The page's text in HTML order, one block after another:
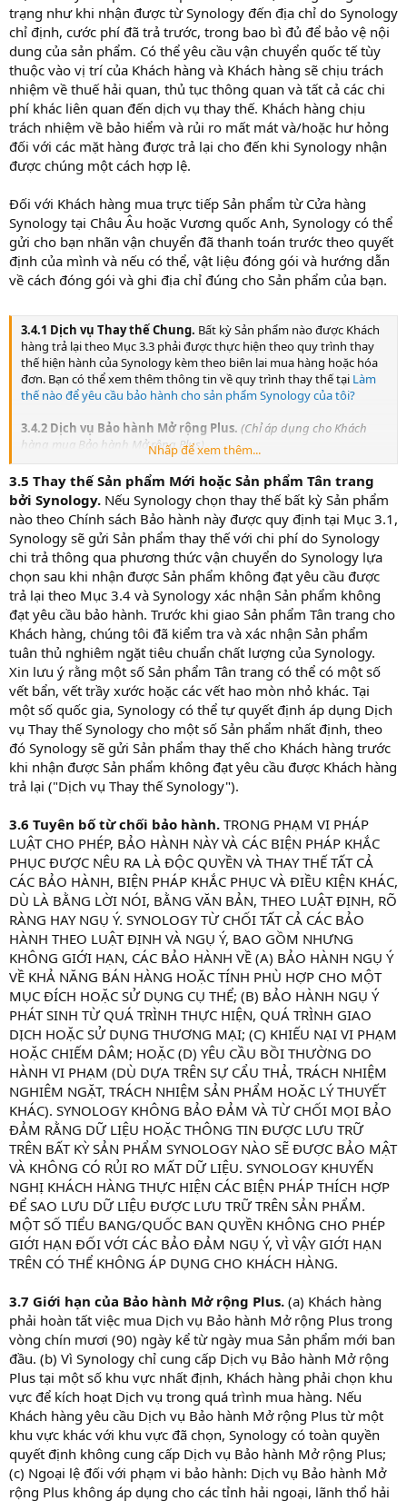
trạng như khi nhận được từ Synology đến địa chỉ do Synology
chỉ định, cước phí đã trả trước, trong bao bì đủ để bảo vệ nội
dung của sản phẩm. Có thể yêu cầu vận chuyển quốc tế tùy
thuộc vào vị trí của Khách hàng và Khách hàng sẽ chịu trách
nhiệm về thuế hải quan, thủ tục thông quan và tất cả các chi
phí khác liên quan đến dịch vụ thay thế. Khách hàng chịu
trách nhiệm về bảo hiểm và rủi ro mất mát và/hoặc hư hỏng
đối với các mặt hàng được trả lại cho đến khi Synology nhận
được chúng một cách hợp lệ.
Đối với Khách hàng mua trực tiếp Sản phẩm từ Cửa hàng
Synology tại Châu Âu hoặc Vương quốc Anh, Synology có thể
gửi cho bạn nhãn vận chuyển đã thanh toán trước theo quyết
định của mình và nếu có thể, vật liệu đóng gói và hướng dẫn
về cách đóng gói và ghi địa chỉ đúng cho Sản phẩm của bạn.
3.4.1 Dịch vụ Thay thế Chung. Bất kỳ Sản phẩm nào được Khách
hàng trả lại theo Mục 3.3 phải được thực hiện theo quy trình thay
thế hiện hành của Synology kèm theo biên lai mua hàng hoặc hóa
đơn. Bạn có thể xem thêm thông tin về quy trình thay thế tại Làm
thế nào để yêu cầu bảo hành cho sản phẩm Synology của tôi?
3.4.2 Dịch vụ Bảo hành Mở rộng Plus. (Chỉ áp dụng cho Khách
hàng mua Bảo hành Mở rộng Plus)
(a) Dịch vụThay thế Trực tiếp Tiêu chuẩn: Đối với dịch vụ Thay
thế Trực tiếp Tiêu chuẩn, Khách hàng phải trả lại Sản phẩm không
phù hợp được Synology công nhận đến trung tâm dịch vụ trả hàng
được chỉ định theo chi phí của Khách hàng trước. Sản phẩm thay
thế sẽ không được vận chuyển cho đến khi Sản phẩm không phù
hợp được nhận tại trung tâm dịch vụ trả hàng được chỉ định của
Synology. (b) Dịch vụThay thế Trực tiếp Nâng cao: Đối với dịch
vụ Thay thế Trực tiếp Nâng cao, Synology sẽ gửi Sản phẩm thay thế
đến địa chỉ do Khách hàng chỉ định trước khi Khách hàng trả lại Sản
phẩm không phù hợp. Khách hàng phải trả lại Sản phẩm không
phù hợp được Synology công nhận đến trung tâm dịch vụ trả hàng
tương ứng theo chi phí của Khách hàng trong vòng hai mươi tám
(28) ngày dương lịch kể từ ngày đơn đăng ký thành công và phải
cung cấp ủy quyền thẻ tín dụng để làm bảo đảm. Ủy quyền thẻ tín
dụng sẽ bị hủy sau khi Synology nhận được Sản phẩm không phù
hợp do Khách hàng trả lại. Nếu Khách hàng không trả lại Sản phẩm
không phù hợp trong vòng hai mươi tám (28) ngày dương lịch,
Synology có quyền thu toàn bộ tiền bảo đảm từ thẻ tín dụng của
Khách hàng và vô hiệu hóa tất cả các dịch vụ liên quan đến số sê-ri
của Sản phẩm không phù hợp và việc thay thế. Ngoài ra, Synology
có quyền từ chối cung cấp bất kỳ hỗ trợ kỹ thuật liên quan nào
các quyền hợp pháp của Synology phát sinh từ đó.
Nhấp để xem thêm...
3.5 Thay thế Sản phẩm Mới hoặc Sản phẩm Tân trang
bởi Synology. Nếu Synology chọn thay thế bất kỳ Sản phẩm
nào theo Chính sách Bảo hành này được quy định tại Mục 3.1,
Synology sẽ gửi Sản phẩm thay thế với chi phí do Synology
chi trả thông qua phương thức vận chuyển do Synology lựa
chọn sau khi nhận được Sản phẩm không đạt yêu cầu được
trả lại theo Mục 3.4 và Synology xác nhận Sản phẩm không
đạt yêu cầu bảo hành. Trước khi giao Sản phẩm Tân trang cho
Khách hàng, chúng tôi đã kiểm tra và xác nhận Sản phẩm
tuân thủ nghiêm ngặt tiêu chuẩn chất lượng của Synology.
Xin lưu ý rằng một số Sản phẩm Tân trang có thể có một số
vết bẩn, vết trầy xước hoặc các vết hao mòn nhỏ khác. Tại
một số quốc gia, Synology có thể tự quyết định áp dụng Dịch
vụ Thay thế Synology cho một số Sản phẩm nhất định, theo
đó Synology sẽ gửi Sản phẩm thay thế cho Khách hàng trước
khi nhận được Sản phẩm không đạt yêu cầu được Khách hàng
trả lại ("Dịch vụ Thay thế Synology").
3.6 Tuyên bố từ chối bảo hành. TRONG PHẠM VI PHÁP
LUẬT CHO PHÉP, BẢO HÀNH NÀY VÀ CÁC BIỆN PHÁP KHẮC
PHỤC ĐƯỢC NÊU RA LÀ ĐỘC QUYỀN VÀ THAY THẾ TẤT CẢ
CÁC BẢO HÀNH, BIỆN PHÁP KHẮC PHỤC VÀ ĐIỀU KIỆN KHÁC,
DÙ LÀ BẰNG LỜI NÓI, BẰNG VĂN BẢN, THEO LUẬT ĐỊNH, RÕ
RÀNG HAY NGỤ Ý. SYNOLOGY TỪ CHỐI TẤT CẢ CÁC BẢO
HÀNH THEO LUẬT ĐỊNH VÀ NGỤ Ý, BAO GỒM NHƯNG
KHÔNG GIỚI HẠN, CÁC BẢO HÀNH VỀ (A) BẢO HÀNH NGỤ Ý
VỀ KHẢ NĂNG BÁN HÀNG HOẶC TÍNH PHÙ HỢP CHO MỘT
MỤC ĐÍCH HOẶC SỬ DỤNG CỤ THỂ; (B) BẢO HÀNH NGỤ Ý
PHÁT SINH TỪ QUÁ TRÌNH THỰC HIỆN, QUÁ TRÌNH GIAO
DỊCH HOẶC SỬ DỤNG THƯƠNG MẠI; (C) KHIẾU NẠI VI PHẠM
HOẶC CHIẾM DÂM; HOẶC (D) YÊU CẦU BỒI THƯỜNG DO
HÀNH VI PHẠM (DÙ DỰA TRÊN SỰ CẨU THẢ, TRÁCH NHIỆM
NGHIÊM NGẶT, TRÁCH NHIỆM SẢN PHẨM HOẶC LÝ THUYẾT
KHÁC). SYNOLOGY KHÔNG BẢO ĐẢM VÀ TỪ CHỐI MỌI BẢO
ĐẢM RẰNG DỮ LIỆU HOẶC THÔNG TIN ĐƯỢC LƯU TRỮ
TRÊN BẤT KỲ SẢN PHẨM SYNOLOGY NÀO SẼ ĐƯỢC BẢO MẬT
VÀ KHÔNG CÓ RỦI RO MẤT DỮ LIỆU. SYNOLOGY KHUYẾN
NGHỊ KHÁCH HÀNG THỰC HIỆN CÁC BIỆN PHÁP THÍCH HỢP
ĐỂ SAO LƯU DỮ LIỆU ĐƯỢC LƯU TRỮ TRÊN SẢN PHẨM.
MỘT SỐ TIỂU BANG/QUỐC BAN QUYỀN KHÔNG CHO PHÉP
GIỚI HẠN ĐỐI VỚI CÁC BẢO ĐẢM NGỤ Ý, VÌ VẬY GIỚI HẠN
TRÊN CÓ THỂ KHÔNG ÁP DỤNG CHO KHÁCH HÀNG.
3.7 Giới hạn của Bảo hành Mở rộng Plus. (a) Khách hàng
phải hoàn tất việc mua Dịch vụ Bảo hành Mở rộng Plus trong
vòng chín mươi (90) ngày kể từ ngày mua Sản phẩm mới ban
đầu. (b) Vì Synology chỉ cung cấp Dịch vụ Bảo hành Mở rộng
Plus tại một số khu vực nhất định, Khách hàng phải chọn khu
vực để kích hoạt Dịch vụ trong quá trình mua hàng. Nếu
Khách hàng yêu cầu Dịch vụ Bảo hành Mở rộng Plus từ một
khu vực khác với khu vực đã chọn, Synology có toàn quyền
quyết định không cung cấp Dịch vụ Bảo hành Mở rộng Plus;
(c) Ngoại lệ đối với phạm vi bảo hành: Dịch vụ Bảo hành Mở
rộng Plus không áp dụng cho các tỉnh hải ngoại, lãnh thổ hải